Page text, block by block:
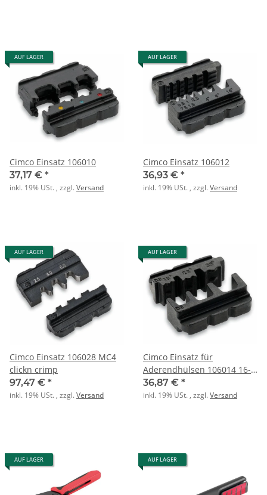
AUF LAGER
Cimco Einsatz 106010
37,17 € *
inkl. 19% USt. , zzgl.Versand
AUF LAGER
Cimco Einsatz 106012
36,93 € *
inkl. 19% USt. , zzgl.Versand
AUF LAGER
Cimco Einsatz 106028 MC4
clickn crimp
97,47 € *
inkl. 19% USt. , zzgl.Versand
AUF LAGER
Cimco Einsatz für
Aderendhülsen 106014 16-
35qmm
36,87 € *
inkl. 19% USt. , zzgl.Versand
AUF LAGER AUF LAGER